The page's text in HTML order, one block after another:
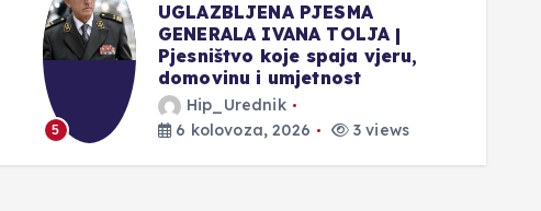
5
UGLAZBLJENA PJESMA
GENERALA IVANA TOLJA |
Pjesništvo koje spaja vjeru,
domovinu i umjetnost
Hip_Urednik
6 kolovoza, 2026
3 views